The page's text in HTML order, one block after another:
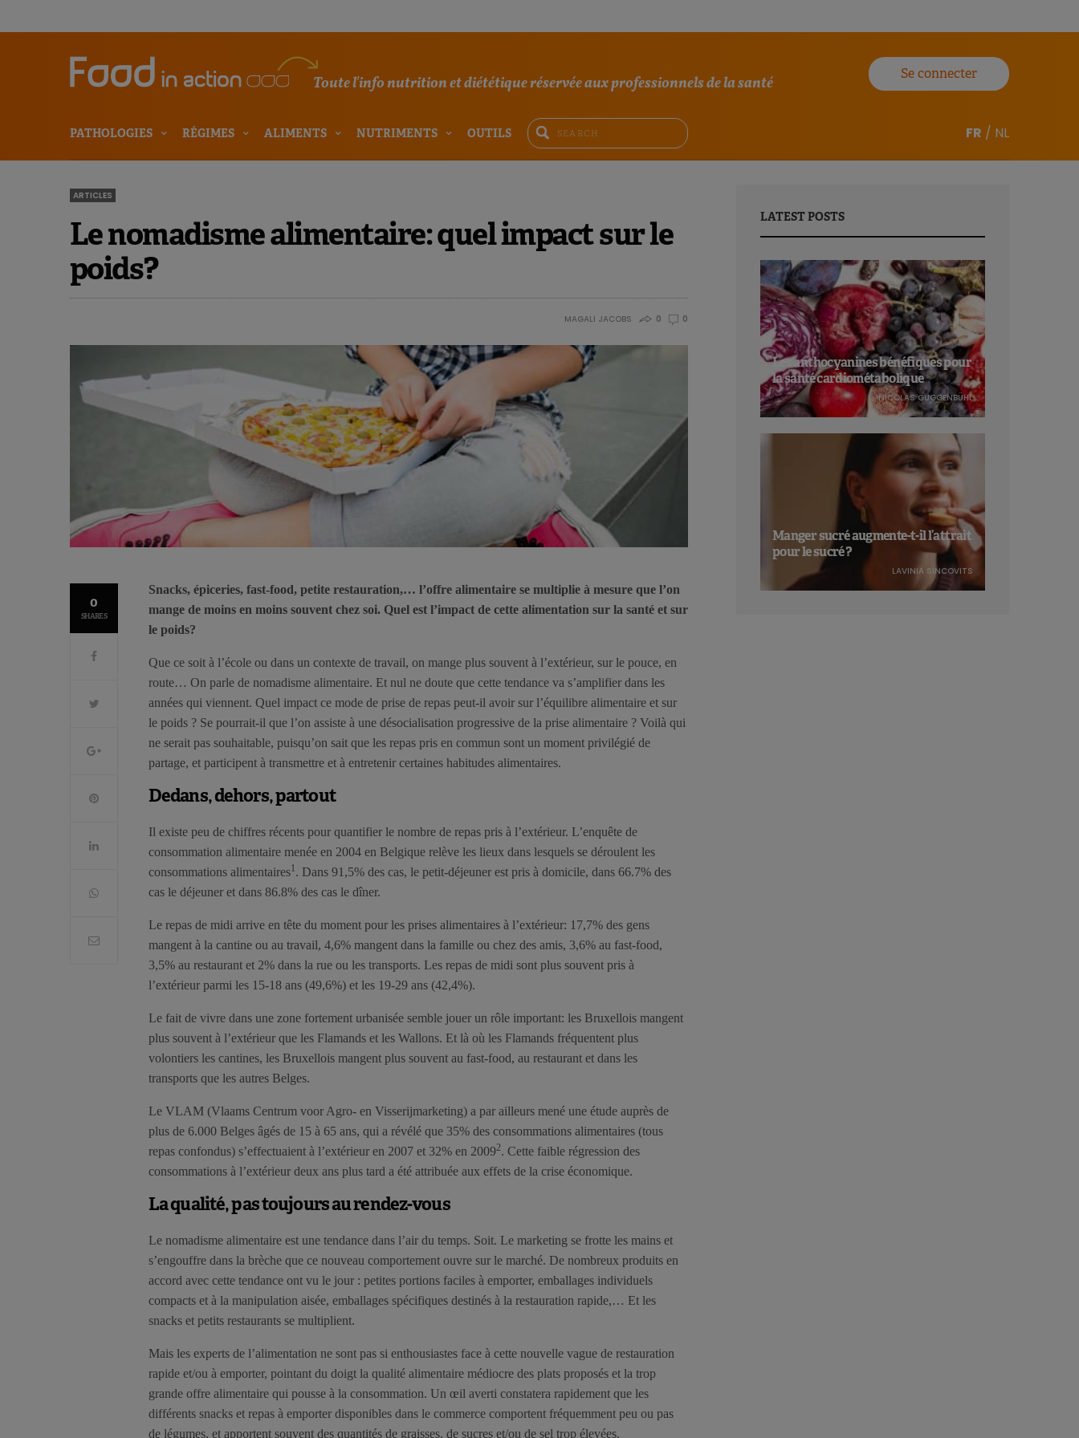
Toute l'info nutrition et diététique réservée aux professionnels de la santé
Se connecter
PATHOLOGIES RÉGIMES ALIMENTS NUTRIMENTS OUTILS FR / NL
ARTICLES
Le nomadisme alimentaire: quel impact sur le
poids?
MAGALI JACOBS 0 0
0
SHARES
Snacks, épiceries, fast-food, petite restauration,… l’offre alimentaire se multiplie à mesure que l’on
mange de moins en moins souvent chez soi. Quel est l’impact de cette alimentation sur la santé et sur
le poids?
Que ce soit à l’école ou dans un contexte de travail, on mange plus souvent à l’extérieur, sur le pouce, en
route… On parle de nomadisme alimentaire. Et nul ne doute que cette tendance va s’amplifier dans les
années qui viennent. Quel impact ce mode de prise de repas peut-il avoir sur l’équilibre alimentaire et sur
le poids ? Se pourrait-il que l’on assiste à une désocialisation progressive de la prise alimentaire ? Voilà qui
ne serait pas souhaitable, puisqu’on sait que les repas pris en commun sont un moment privilégié de
partage, et participent à transmettre et à entretenir certaines habitudes alimentaires.
Dedans, dehors, partout
Il existe peu de chiffres récents pour quantifier le nombre de repas pris à l’extérieur. L’enquête de
consommation alimentaire menée en 2004 en Belgique relève les lieux dans lesquels se déroulent les
consommations alimentaires1. Dans 91,5% des cas, le petit-déjeuner est pris à domicile, dans 66.7% des
cas le déjeuner et dans 86.8% des cas le dîner.
Le repas de midi arrive en tête du moment pour les prises alimentaires à l’extérieur: 17,7% des gens
mangent à la cantine ou au travail, 4,6% mangent dans la famille ou chez des amis, 3,6% au fast-food,
3,5% au restaurant et 2% dans la rue ou les transports. Les repas de midi sont plus souvent pris à
l’extérieur parmi les 15-18 ans (49,6%) et les 19-29 ans (42,4%).
Le fait de vivre dans une zone fortement urbanisée semble jouer un rôle important: les Bruxellois mangent
plus souvent à l’extérieur que les Flamands et les Wallons. Et là où les Flamands fréquentent plus
volontiers les cantines, les Bruxellois mangent plus souvent au fast-food, au restaurant et dans les
transports que les autres Belges.
Le VLAM (Vlaams Centrum voor Agro- en Visserijmarketing) a par ailleurs mené une étude auprès de
plus de 6.000 Belges âgés de 15 à 65 ans, qui a révélé que 35% des consommations alimentaires (tous
repas confondus) s’effectuaient à l’extérieur en 2007 et 32% en 20092. Cette faible régression des
consommations à l’extérieur deux ans plus tard a été attribuée aux effets de la crise économique.
La qualité, pas toujours au rendez-vous
Le nomadisme alimentaire est une tendance dans l’air du temps. Soit. Le marketing se frotte les mains et
s’engouffre dans la brèche que ce nouveau comportement ouvre sur le marché. De nombreux produits en
accord avec cette tendance ont vu le jour : petites portions faciles à emporter, emballages individuels
compacts et à la manipulation aisée, emballages spécifiques destinés à la restauration rapide,… Et les
snacks et petits restaurants se multiplient.
Mais les experts de l’alimentation ne sont pas si enthousiastes face à cette nouvelle vague de restauration
rapide et/ou à emporter, pointant du doigt la qualité alimentaire médiocre des plats proposés et la trop
grande offre alimentaire qui pousse à la consommation. Un œil averti constatera rapidement que les
différents snacks et repas à emporter disponibles dans le commerce comportent fréquemment peu ou pas
de légumes, et apportent souvent des quantités de graisses, de sucres et/ou de sel trop élevées.
LATEST POSTS
Les anthocyanines bénéfiques pour
la santé cardiométabolique
NICOLAS GUGGENBÜHL
Manger sucré augmente-t-il l’attrait
pour le sucré ?
LAVINIA SINCOVITS